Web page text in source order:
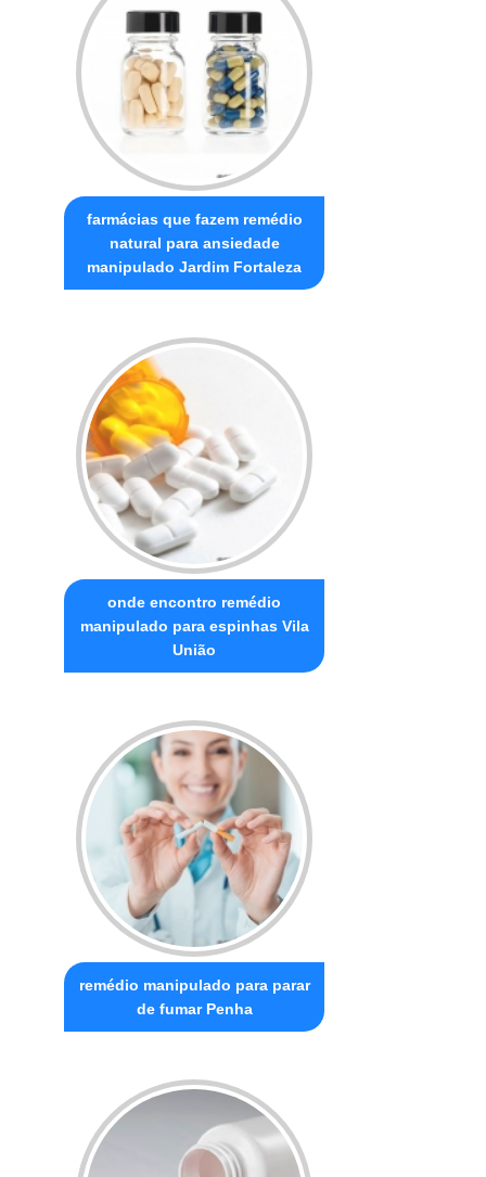
farmácias que fazem remédio
natural para ansiedade
manipulado Jardim Fortaleza
onde encontro remédio
manipulado para espinhas Vila
União
remédio manipulado para parar
de fumar Penha